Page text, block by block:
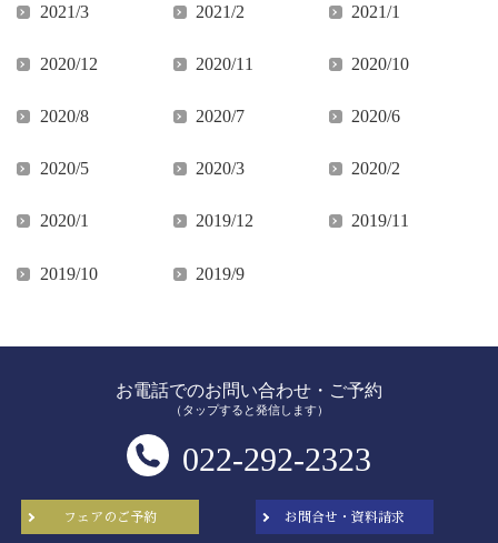
2021/3 2021/2 2021/1
2020/12 2020/11 2020/10
2020/8 2020/7 2020/6
2020/5 2020/3 2020/2
2020/1 2019/12 2019/11
2019/10 2019/9
お電話でのお問い合わせ・ご予約
（タップすると発信します）
022-292-2323
フェアのご予約 お問合せ・資料請求